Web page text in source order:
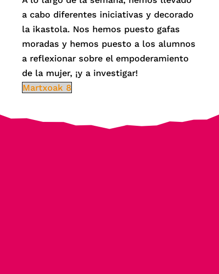
a cabo diferentes iniciativas y decorado
la ikastola. Nos hemos puesto gafas
moradas y hemos puesto a los alumnos
a reflexionar sobre el empoderamiento
de la mujer, ¡y a investigar!
Martxoak 8